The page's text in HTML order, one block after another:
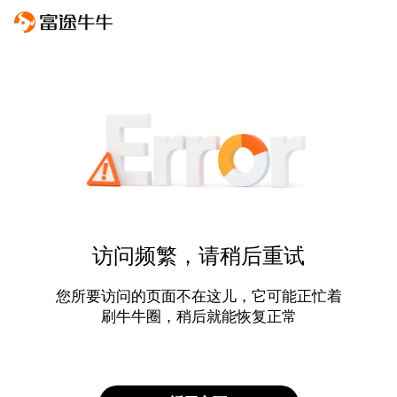
访问频繁，请稍后重试
您所要访问的页面不在这儿，它可能正忙着
刷牛牛圈，稍后就能恢复正常